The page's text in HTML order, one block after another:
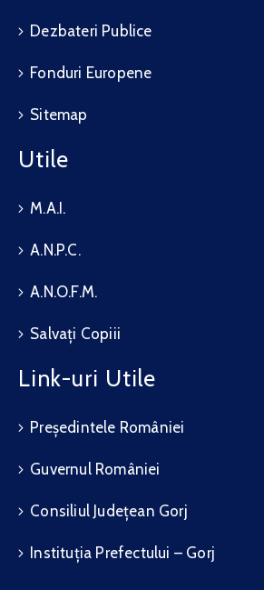
Dezbateri Publice
Fonduri Europene
Sitemap
Utile
M.A.I.
A.N.P.C.
A.N.O.F.M.
Salvați Copiii
Link-uri Utile
Președintele României
Guvernul României
Consiliul Județean Gorj
Instituția Prefectului – Gorj